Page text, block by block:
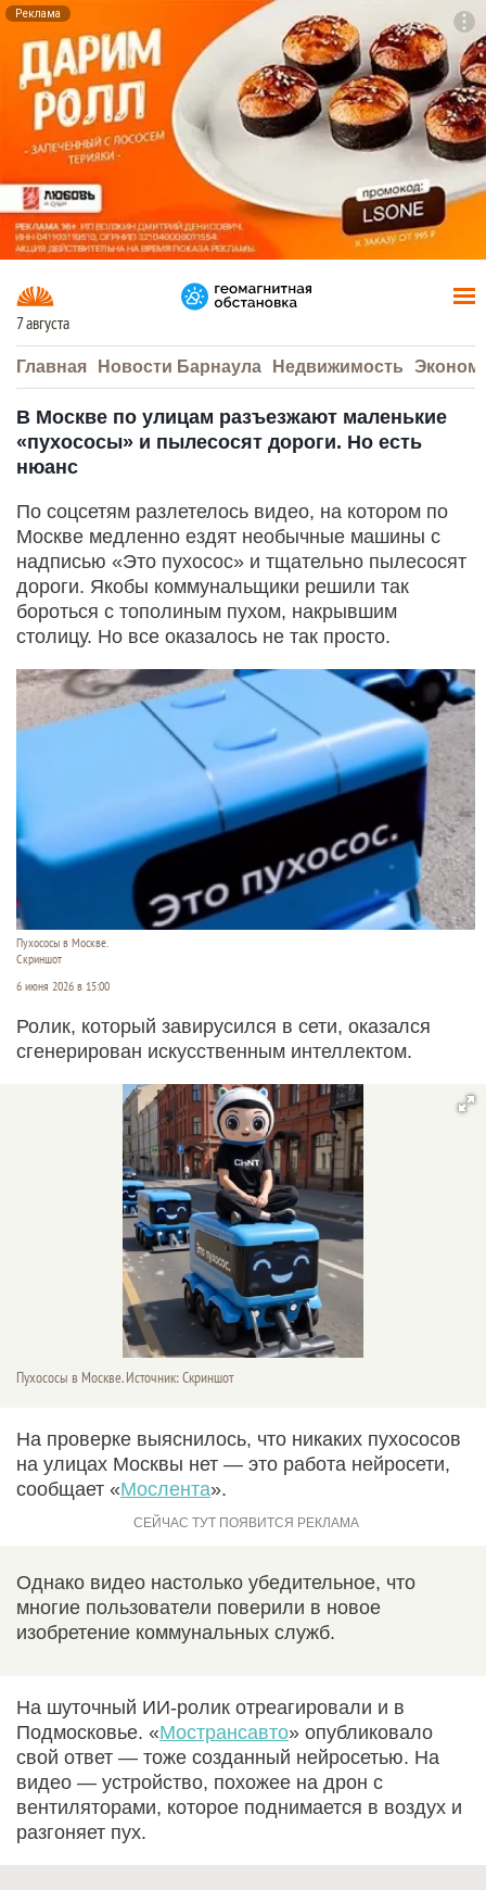
Реклама
7 августа
Главная Новости Барнаула Недвижимость
В Москве по улицам разъезжают маленькие
«пухососы» и пылесосят дороги. Но есть
нюанс
По соцсетям разлетелось видео, на котором по
Москве медленно ездят необычные машины с
надписью «Это пухосос» и тщательно пылесосят
дороги. Якобы коммунальщики решили так
бороться с тополиным пухом, накрывшим
столицу. Но все оказалось не так просто.
Пухососы в Москве.
Скриншот
6 июня 2026 в 15:00
Ролик, который завирусился в сети, оказался
сгенерирован искусственным интеллектом.
Пухососы в Москве. Источник: Скриншот
На проверке выяснилось, что никаких пухососов
на улицах Москвы нет — это работа нейросети,
сообщает «Мослента».
Однако видео настолько убедительное, что
многие пользователи поверили в новое
изобретение коммунальных служб.
На шуточный ИИ-ролик отреагировали и в
Подмосковье. «Мострансавто» опубликовало
свой ответ — тоже созданный нейросетью. На
видео — устройство, похожее на дрон с
вентиляторами, которое поднимается в воздух и
разгоняет пух.